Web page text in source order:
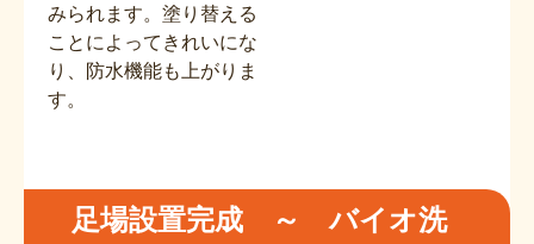
みられます。塗り替える
ことによってきれいにな
り、防水機能も上がりま
す。
足場設置完成 ～ バイオ洗